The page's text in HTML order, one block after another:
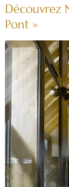
Découvrez
Pont »